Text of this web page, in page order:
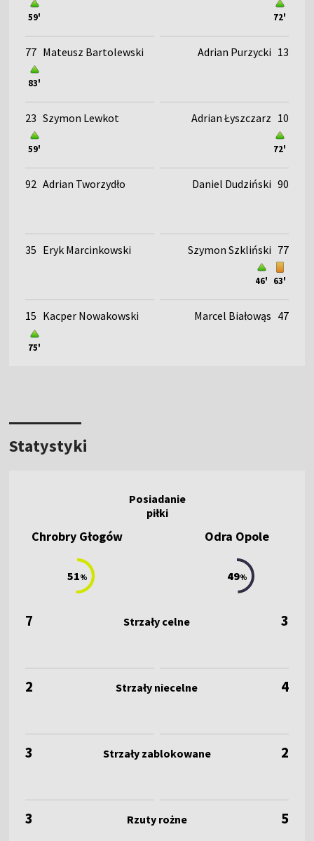
59'
77 Mateusz Bartolewski
83'
23 Szymon Lewkot
59'
92 Adrian Tworzydło
35 Eryk Marcinkowski
15 Kacper Nowakowski
75'
72'
Adrian Purzycki 13
72'
Adrian Łyszczarz 10
Daniel Dudziński 90
46' 63'
Szymon Szkliński 77
Marcel Białowąs 47
Statystyki
51%
Chrobry Głogów Odra Opole
49%
7
2
3
3
3
4
2
5